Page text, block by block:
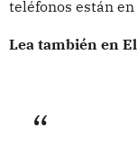
teléfonos están en
Lea también en